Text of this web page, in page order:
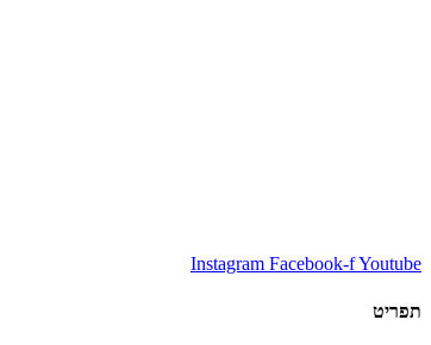
Instagram Facebook-fYoutube
תפריט